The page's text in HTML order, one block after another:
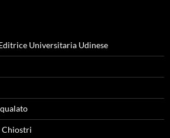
Universitaria Udinese
Chiostri